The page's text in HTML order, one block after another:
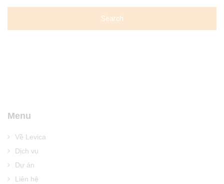
Menu
Về Levica
Dịch vụ
Dự án
Liên hệ